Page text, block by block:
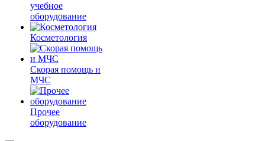
учебное
оборудование
Косметология
Скорая помощь и
МЧС
Прочее
оборудование